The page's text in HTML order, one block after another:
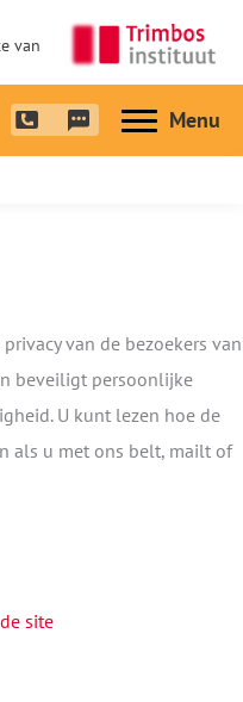
van
van de bezoekers van
beveiligt persoonlijke
U kunt lezen hoe de
als u met ons belt, mailt of
site